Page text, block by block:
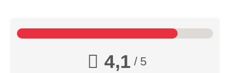
4,1 / 5